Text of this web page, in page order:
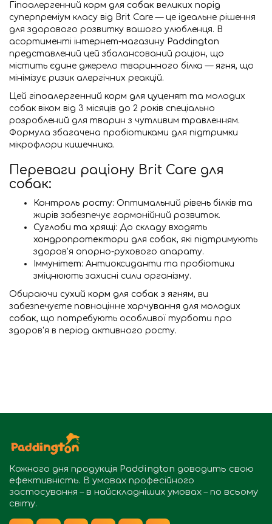
Гіпоалергенний корм для собак великих порід
суперпреміум класу від Brit Care — це ідеальне рішення
для здорового розвитку вашого улюбленця. В
асортименті інтернет-магазину Paddington
представлений цей збалансований раціон, що
містить єдине джерело тваринного білка — ягня, що
мінімізує ризик алергічних реакцій.
Цей гіпоалергенний корм для цуценят та молодих
собак віком від 3 місяців до 2 років спеціально
розроблений для тварин з чутливим травленням.
Формула збагачена пробіотиками для підтримки
мікрофлори кишечника.
Переваги раціону Brit Care для
собак:
Контроль росту: Оптимальний рівень білків та
жирів забезпечує гармонійний розвиток.
Суглоби та хрящі: До складу входять
хондропротектори для собак, які підтримують
здоров'я опорно-рухового апарату.
Іммунітет: Антиоксиданти та пробіотики
зміцнюють захисні сили організму.
Обираючи сухий корм для собак з ягням, ви
забезпечуєте повноцінне харчування для молодих
собак, що потребують особливої турботи про
здоров'я в період активного росту.
Кожного дня продукція Paddington доводить свою
ефективність. В умовах професійного
застосування – в найскладніших умовах – по всьому
світу.